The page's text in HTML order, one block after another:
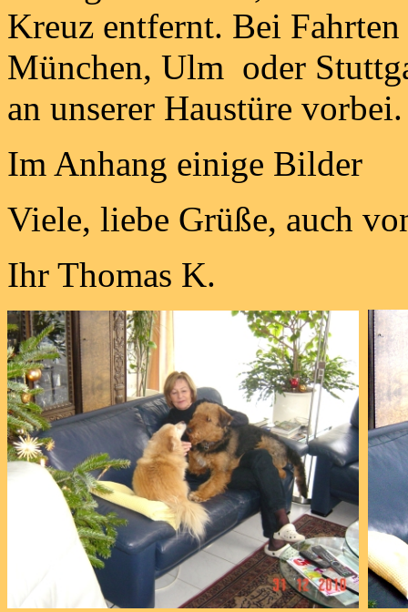
Kreuz entfernt. Bei
München, Ulm oder
an unserer Haustüre
Im Anhang einige Bilder
Viele, liebe Grüße, auch
Ihr Thomas K.